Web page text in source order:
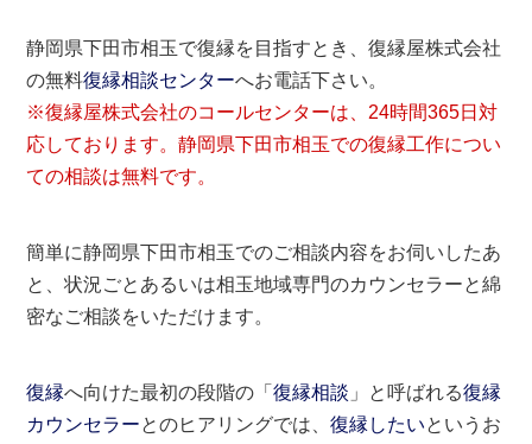
静岡県下田市相玉で復縁を目指すとき、復縁屋株式会社
の無料復縁相談センターへお電話下さい。
※復縁屋株式会社のコールセンターは、24時間365日対
応しております。静岡県下田市相玉での復縁工作につい
ての相談は無料です。
簡単に静岡県下田市相玉でのご相談内容をお伺いしたあ
と、状況ごとあるいは相玉地域専門のカウンセラーと綿
密なご相談をいただけます。
復縁へ向けた最初の段階の「復縁相談 」と呼ばれる復縁
カウンセラーとのヒアリングでは、復縁したいというお